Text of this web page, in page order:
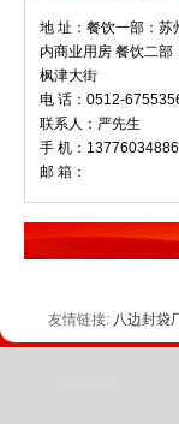
地 址：餐饮一部：苏
内商业用房 餐饮二部
枫津大街
电 话：0512-
联系人：严先生
手 机：13776034886
邮 箱：
友情链接: 八边封袋